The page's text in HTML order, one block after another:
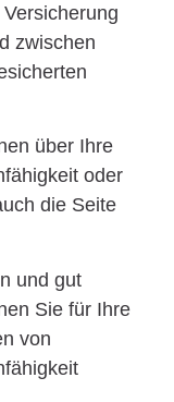
zwischen
über Ihre
oder
die Seite
und gut
Sie für Ihre
von